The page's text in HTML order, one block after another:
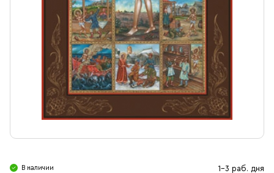
Ювелирные изделия
В наличии 1-3 раб. дня